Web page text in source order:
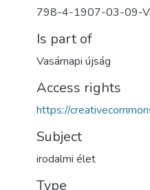
798-4-1907-03-09-
Is part of
Vasárnapi újság
Access rights
https://
Subject
irodalmi élet
Type